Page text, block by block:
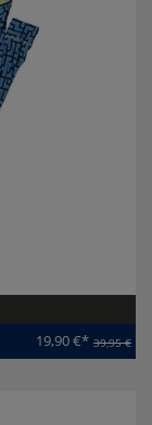
19,90 €* 39,95 €